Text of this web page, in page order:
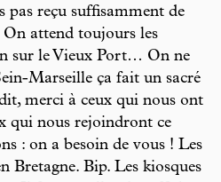
pas reçu suffisamment de
On attend toujours les
sur le Vieux Port… On ne
Marseille ça fait un sacré
merci à ceux qui nous ont
qui nous rejoindront ce
: on a besoin de vous ! Les
Bretagne. Bip. Les kiosques